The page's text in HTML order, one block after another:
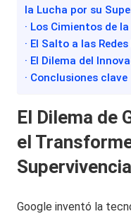
la Lucha por su
· Los Cimientos de
· El Salto a las
· El Dilema del
· Conclusiones clave
El Dilema de
el
Supervivencia
Google inventó la